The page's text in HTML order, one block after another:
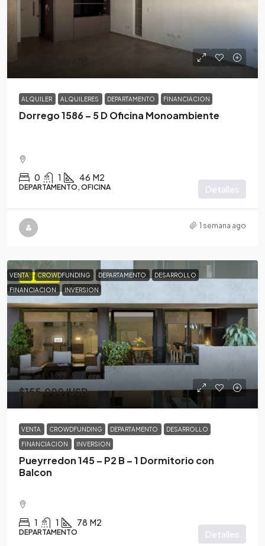
ALQUILER ALQUILERES DEPARTAMENTO FINANCIACION
Dorrego 1586 – 5 D Oficina Monoambiente
0 1 46 M2
DEPARTAMENTO, OFICINA Detalles
1 semana ago
DESTACADA
VENTA CROWDFUNDING DEPARTAMENTO DESARROLLO
FINANCIACION INVERSION
$155,000/USD
VENTA CROWDFUNDING DEPARTAMENTO DESARROLLO
FINANCIACION INVERSION
Pueyrredon 145 – P2 B – 1 Dormitorio con
Balcon
1 1 78 M2
DEPARTAMENTO Detalles